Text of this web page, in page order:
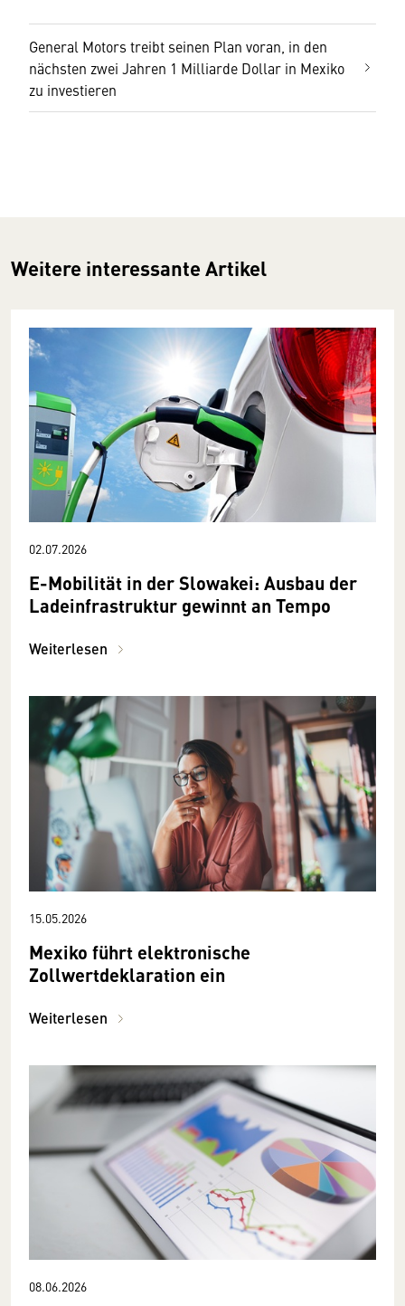
General Motors treibt seinen Plan voran, in den
nächsten zwei Jahren 1 Milliarde Dollar in Mexiko
zu investieren
Weitere interessante Artikel
02.07.2026
E-Mobilität in der Slowakei: Ausbau der
Ladeinfrastruktur gewinnt an Tempo
Weiterlesen
15.05.2026
Mexiko führt elektronische
Zollwertdeklaration ein
Weiterlesen
08.06.2026